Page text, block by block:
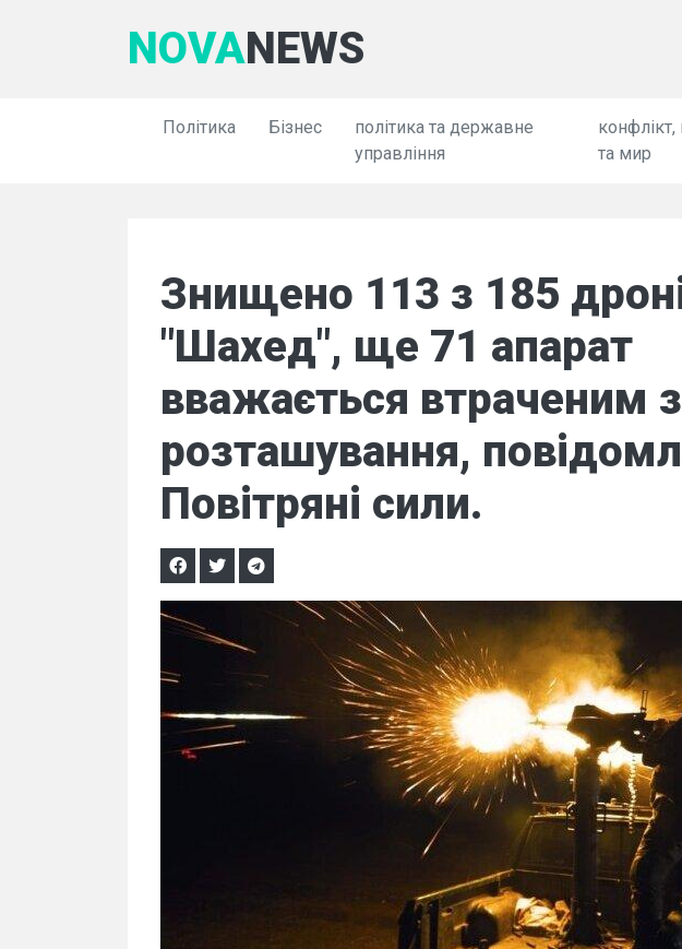
NOVANEWS
Політика Бізнес
політика та державне
управління
конфлікт,
та мир
Знищено 113 з 185
"Шахед", ще 71 апарат
вважається втраченим
розташування,
Повітряні сили.